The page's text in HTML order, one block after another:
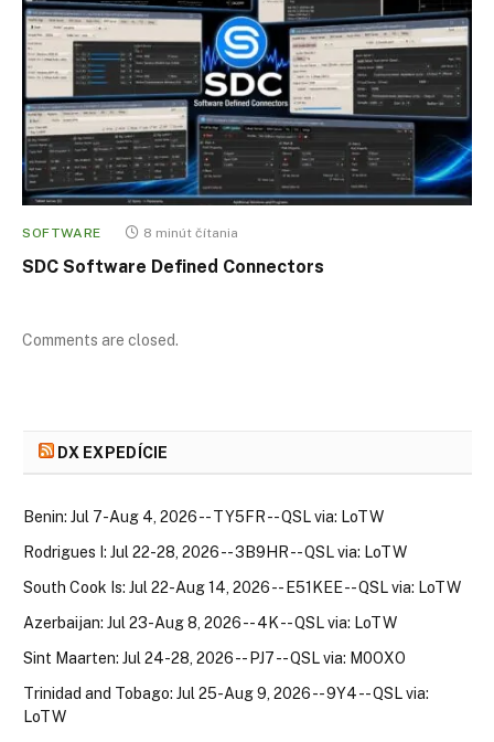
SOFTWARE 8 minút čítania
SDC Software Defined Connectors
Comments are closed.
DX EXPEDÍCIE
Benin: Jul 7-Aug 4, 2026 -- TY5FR -- QSL via: LoTW
Rodrigues I: Jul 22-28, 2026 -- 3B9HR -- QSL via: LoTW
South Cook Is: Jul 22-Aug 14, 2026 -- E51KEE -- QSL via: LoTW
Azerbaijan: Jul 23-Aug 8, 2026 -- 4K -- QSL via: LoTW
Sint Maarten: Jul 24-28, 2026 -- PJ7 -- QSL via: M0OXO
Trinidad and Tobago: Jul 25-Aug 9, 2026 -- 9Y4 -- QSL via:
LoTW